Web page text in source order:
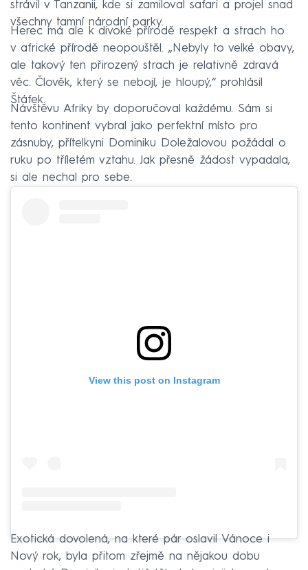
strávil v Tanzanii, kde si zamiloval safari a projel snad
všechny tamní národní parky.
Herec má ale k divoké přírodě respekt a strach ho
v africké přírodě neopouštěl. „Nebyly to velké obavy,
ale takový ten přirozený strach je relativně zdravá
věc. Člověk, který se nebojí, je hloupý,“ prohlásil
Štáfek.
Návštěvu Afriky by doporučoval každému. Sám si
tento kontinent vybral jako perfektní místo pro
zásnuby, přítelkyni Dominiku Doležalovou požádal o
ruku po tříletém vztahu. Jak přesně žádost vypadala,
si ale nechal pro sebe.
View this post on Instagram
Exotická dovolená, na které pár oslavil Vánoce i
Nový rok, byla přitom zřejmě na nějakou dobu